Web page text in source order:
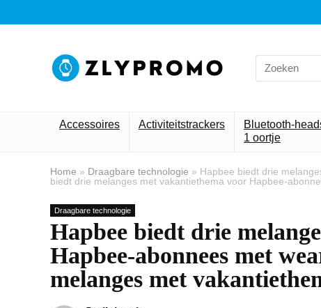
Search
for:
Accessoires Activiteitstrackers
Bluetooth-
1 oortje
Home » Draagbare technologie » Hapbee biedt drie
biedt drie melanges met vakantiethema voor Hapbee-
Draagbare technologie
Hapbee biedt drie
Hapbee-abonnees met
melanges met